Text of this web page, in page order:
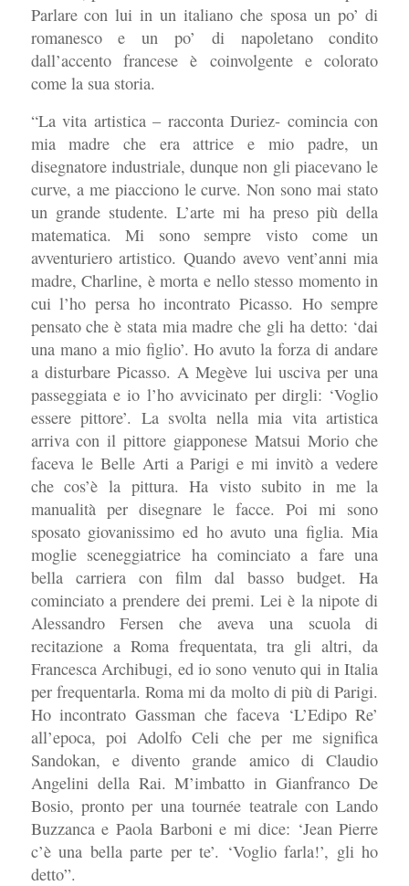
Parlare con lui in un italiano che sposa un po’ di
romanesco e un po’ di napoletano condito
dall’accento francese è coinvolgente e colorato
come la sua storia.
“La vita artistica – racconta Duriez- comincia con
mia madre che era attrice e mio padre, un
disegnatore industriale, dunque non gli piacevano le
curve, a me piacciono le curve. Non sono mai stato
un grande studente. L’arte mi ha preso più della
matematica. Mi sono sempre visto come un
avventuriero artistico. Quando avevo vent’anni mia
madre, Charline, è morta e nello stesso momento in
cui l’ho persa ho incontrato Picasso. Ho sempre
pensato che è stata mia madre che gli ha detto: ‘dai
una mano a mio figlio’. Ho avuto la forza di andare
a disturbare Picasso. A Megève lui usciva per una
passeggiata e io l’ho avvicinato per dirgli: ‘Voglio
essere pittore’. La svolta nella mia vita artistica
arriva con il pittore giapponese Matsui Morio che
faceva le Belle Arti a Parigi e mi invitò a vedere
che cos’è la pittura. Ha visto subito in me la
manualità per disegnare le facce. Poi mi sono
sposato giovanissimo ed ho avuto una figlia. Mia
moglie sceneggiatrice ha cominciato a fare una
bella carriera con film dal basso budget. Ha
cominciato a prendere dei premi. Lei è la nipote di
Alessandro Fersen che aveva una scuola di
recitazione a Roma frequentata, tra gli altri, da
Francesca Archibugi, ed io sono venuto qui in Italia
per frequentarla. Roma mi da molto di più di Parigi.
Ho incontrato Gassman che faceva ‘L’Edipo Re’
all’epoca, poi Adolfo Celi che per me significa
Sandokan, e divento grande amico di Claudio
Angelini della Rai. M’imbatto in Gianfranco De
Bosio, pronto per una tournée teatrale con Lando
Buzzanca e Paola Barboni e mi dice: ‘Jean Pierre
c’è una bella parte per te’. ‘Voglio farla!’, gli ho
detto”.